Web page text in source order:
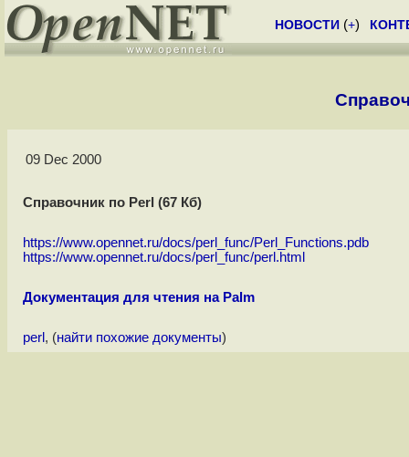
НОВОСТИ (+)
09 Dec 2000
Справочник по Perl (67 Кб)
https://www.opennet.ru/docs/perl_func/Perl_Functions.pdb
https://www.opennet.ru/docs/perl_func/perl.html
Документация для чтения на Palm
perl , (найти похожие документы)